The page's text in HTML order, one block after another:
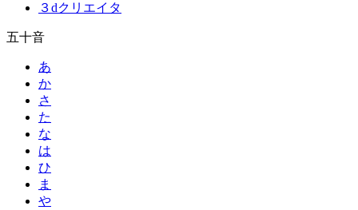
３dクリエイタ
五十音
あ
か
さ
た
な
は
ひ
ま
や